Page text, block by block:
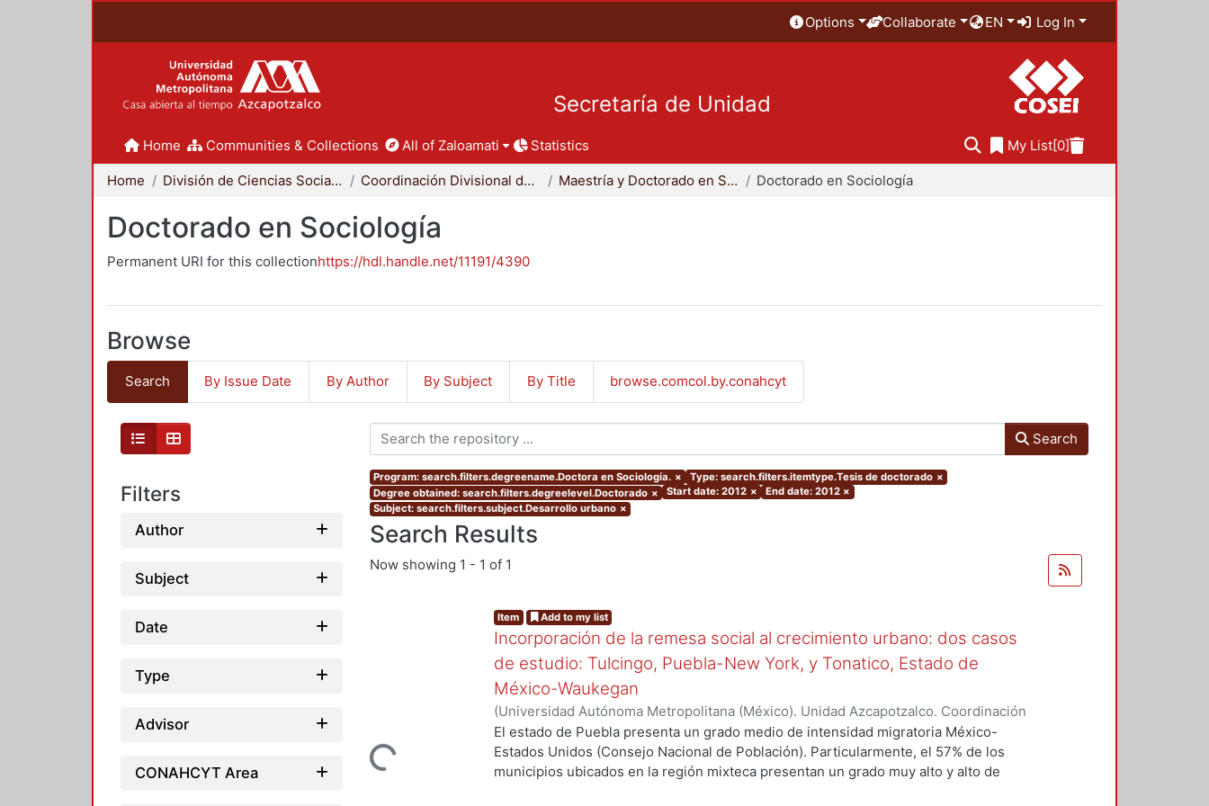
Options Collaborate EN Log In
Secretaría de Unidad
Home Communities & Collections All of Zaloamati Statistics My List[0]
Home División de Ciencias Sociales y Humanidades Coordinación Divisional de Posgrado Maestría y Doctorado en Sociología Doctorado en Sociología
Doctorado en Sociología
Permanent URI for this collectionhttps://hdl.handle.net/11191/4390
Browse
Search By Issue Date By Author By Subject By Title browse.comcol.by.conahcyt
Filters
Author
Subject
Date
Type
Advisor
CONAHCYT Area
Search
Program: search.filters.degreename.Doctora en Sociología. × Type: search.filters.itemtype.Tesis de doctorado ×
Degree obtained: search.filters.degreelevel.Doctorado × Start date: 2012 × End date: 2012 ×
Subject: search.filters.subject.Desarrollo urbano ×
Search Results
Now showing 1 - 1 of 1
Loading...
Item Add to my list
Incorporación de la remesa social al crecimiento urbano: dos casos
de estudio: Tulcingo, Puebla-New York, y Tonatico, Estado de
México-Waukegan
(Universidad Autónoma Metropolitana (México). Unidad Azcapotzalco. Coordinación
de Servicios de Información., 2012-06-08)Moreno Aquino, Alicia Oliva
El estado de Puebla presenta un grado medio de intensidad migratoria México-
Estados Unidos (Consejo Nacional de Población). Particularmente, el 57% de los
municipios ubicados en la región mixteca presentan un grado muy alto y alto de